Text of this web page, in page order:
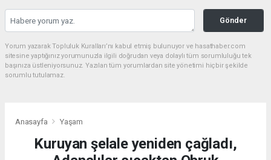
Gönder
Yorum yazarak Topluluk Kuralları’nı kabul etmiş bulunuyor ve hasathaber.com
sitesine yaptığınız yorumunuzla ilgili doğrudan veya dolaylı tüm sorumluluğu tek
başınıza üstleniyorsunuz. Yazılan tüm yorumlardan site yönetimi hiçbir şekilde
sorumlu tutulamaz.
Anasayfa Yaşam
Kuruyan şelale yeniden çağladı,